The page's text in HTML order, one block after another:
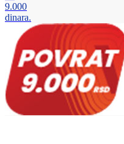
9.000
dinara.